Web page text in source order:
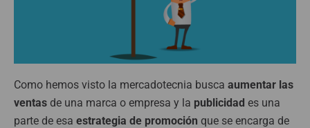
Como hemos visto la mercadotecnia busca aumentar las
ventas de una marca o empresa y la publicidad es una
parte de esa estrategia de promoción que se encarga de